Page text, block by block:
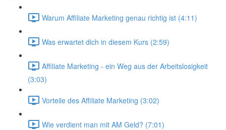
Warum Affiliate Marketing genau richtig ist (4:11)
Was erwartet dich in diesem Kurs (2:59)
Affiliate Marketing - ein Weg aus der Arbeitslosigkeit
(3:03)
Vorteile des Affiliate Marketing (3:02)
Wie verdient man mit AM Geld? (7:01)